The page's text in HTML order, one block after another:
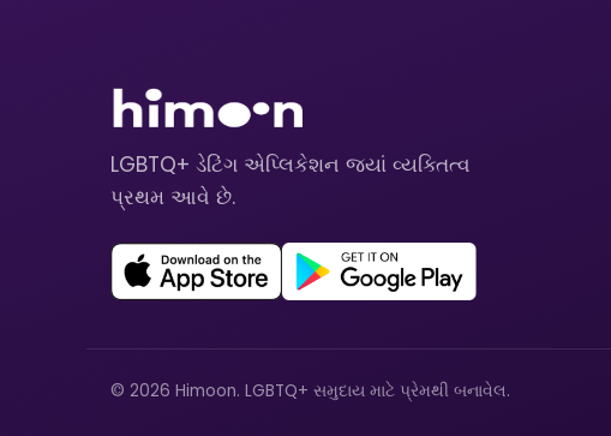
LGBTQ+ ડેટિંગ એપ્લિકેશન જ્યાં વ્યક્તિત્વ
પ્રથમ આવે છે.
© 2026 Himoon. LGBTQ+ સમુદાય માટે પ્રેમથી બનાવેલ.